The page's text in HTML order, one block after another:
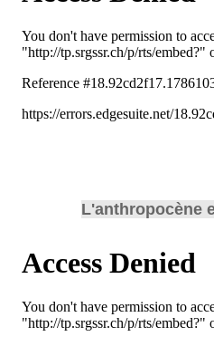
L'anthropocène